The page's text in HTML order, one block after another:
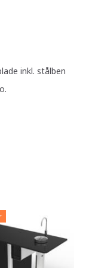
inkl. stålben